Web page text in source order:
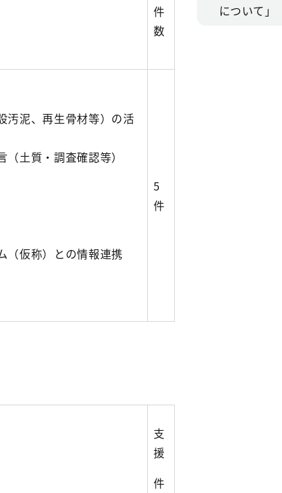
件
数
汚泥、再生骨材等）の活
土質・調査確認等）
（仮称）との情報連携
5
件
支
援
件
について」